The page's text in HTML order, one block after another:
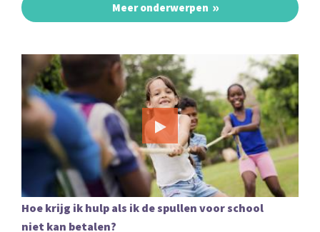
Meer onderwerpen
Hoe krijg ik hulp als ik de spullen voor school
niet kan betalen?